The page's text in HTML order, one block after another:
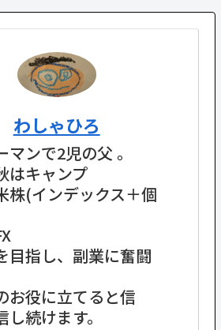
わしゃひろ
マンで2児の父 。
はキャンプ
(インデックス＋個
目指し、副業に奮闘
お役に立てると信
し続けます。